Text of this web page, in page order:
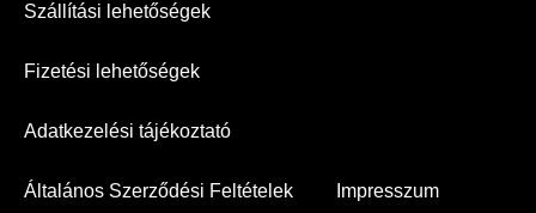
Szállítási lehetőségek
Fizetési lehetőségek
Adatkezelési tájékoztató
Általános Szerződési Feltételek Impresszum